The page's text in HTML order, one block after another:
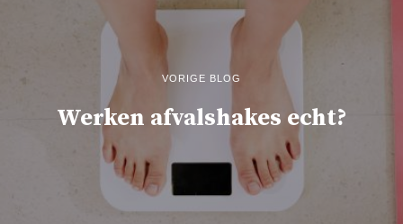
VORIGE BLOG
Werken afvalshakes echt?